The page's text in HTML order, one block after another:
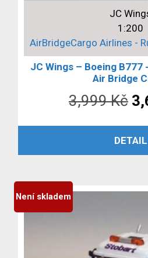
JC
1:200
AirBridgeCargo Airlines -
JC Wings – Boeing B777
Air Bridge
3,999Kč
PŘIDAT DO
DETAIL
Není skladem